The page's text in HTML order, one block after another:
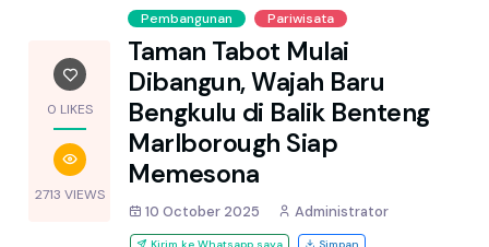
0 LIKES
2713 VIEWS
Pembangunan Pariwisata
Taman Tabot Mulai
Dibangun, Wajah Baru
Bengkulu di Balik Benteng
Marlborough Siap
Memesona
10 October 2025 Administrator
Kirim ke Whatsapp saya Simpan